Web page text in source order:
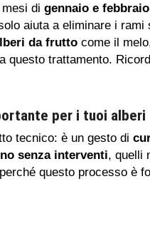
di gennaio e febbraio
aiuta a eliminare i
da frutto come il
questo trattamento.
per i tuoi alberi
tecnico: è un gesto di
senza interventi, quelli
questo processo è